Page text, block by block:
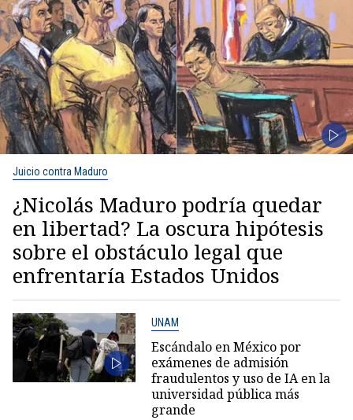
Juicio contra Maduro
¿Nicolás Maduro podría quedar
en libertad? La oscura hipótesis
sobre el obstáculo legal que
enfrentaría Estados Unidos
UNAM
Escándalo en México por
exámenes de admisión
fraudulentos y uso de IA en la
universidad pública más
grande